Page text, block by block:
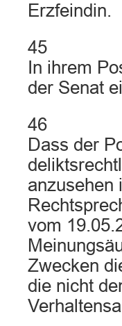
Erzfeindin.
45
In ihrem
der Senat
46
Dass der
anzusehen
vom
Zwecken
die nicht